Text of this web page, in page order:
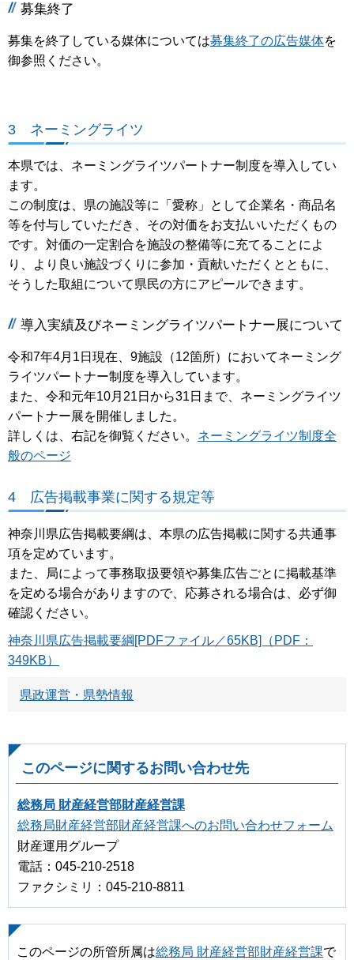
募集終了
募集を終了している媒体については募集終了の広告媒体を
御参照ください。
3 ネーミングライツ
本県では、ネーミングライツパートナー制度を導入してい
ます。
この制度は、県の施設等に「愛称」として企業名・商品名
等を付与していただき、その対価をお支払いいただくもの
です。対価の一定割合を施設の整備等に充てることによ
り、より良い施設づくりに参加・貢献いただくとともに、
そうした取組について県民の方にアピールできます。
導入実績及びネーミングライツパートナー展について
令和7年4月1日現在、9施設（12箇所）においてネーミング
ライツパートナー制度を導入しています。
また、令和元年10月21日から31日まで、ネーミングライツ
パートナー展を開催しました。
詳しくは、右記を御覧ください。 ネーミングライツ制度全
般のページ
4 広告掲載事業に関する規定等
神奈川県広告掲載要綱は、本県の広告掲載に関する共通事
項を定めています。
また、局によって事務取扱要領や募集広告ごとに掲載基準
を定める場合がありますので、応募される場合は、必ず御
確認ください。
神奈川県広告掲載要綱[PDFファイル／65KB]（PDF：
349KB）
県政運営・県勢情報
このページに関するお問い合わせ先
総務局 財産経営部財産経営課
総務局財産経営部財産経営課へのお問い合わせフォーム
財産運用グループ
電話：045-210-2518
ファクシミリ：045-210-8811
このページの所管所属は総務局 財産経営部財産経営課で